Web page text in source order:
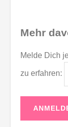
Mehr
Melde Dich
zu erfahren: